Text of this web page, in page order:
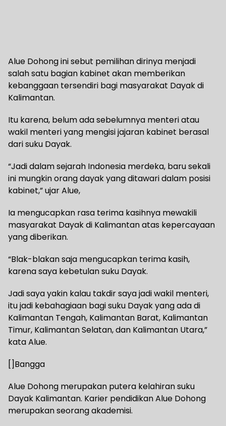
Alue Dohong ini sebut pemilihan dirinya menjadi
salah satu bagian kabinet akan memberikan
kebanggaan tersendiri bagi masyarakat Dayak di
Kalimantan.
Itu karena, belum ada sebelumnya menteri atau
wakil menteri yang mengisi jajaran kabinet berasal
dari suku Dayak.
“Jadi dalam sejarah Indonesia merdeka, baru sekali
ini mungkin orang dayak yang ditawari dalam posisi
kabinet,” ujar Alue,
Ia mengucapkan rasa terima kasihnya mewakili
masyarakat Dayak di Kalimantan atas kepercayaan
yang diberikan.
“Blak-blakan saja mengucapkan terima kasih,
karena saya kebetulan suku Dayak.
Jadi saya yakin kalau takdir saya jadi wakil menteri,
itu jadi kebahagiaan bagi suku Dayak yang ada di
Kalimantan Tengah, Kalimantan Barat, Kalimantan
Timur, Kalimantan Selatan, dan Kalimantan Utara,”
kata Alue.
[]Bangga
Alue Dohong merupakan putera kelahiran suku
Dayak Kalimantan. Karier pendidikan Alue Dohong
merupakan seorang akademisi.